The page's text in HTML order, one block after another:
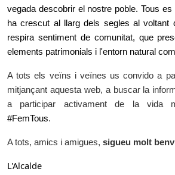
vegada descobrir el nostre poble. Tous es
ha crescut al llarg dels segles al voltant
respira sentiment de comunitat, que
elements patrimonials i l'entorn natural
A tots els veïns i veïnes us convido a
mitjançant aquesta web, a buscar la
a participar activament de la vida
#FemTous.
A tots, amics i amigues, sigueu molt
L'Alcalde